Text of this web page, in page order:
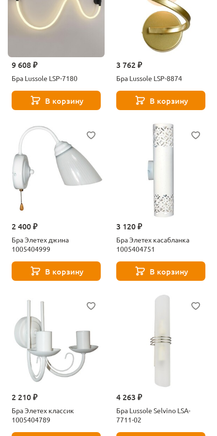
9 608 ₽
Бра Lussole LSP-7180
В корзину
3 762 ₽
Бра Lussole LSP-8874
В корзину
2 400 ₽
Бра Элетех джина
1005404999
В корзину
3 120 ₽
Бра Элетех касабланка
1005404751
В корзину
2 210 ₽
Бра Элетех классик
1005404789
4 263 ₽
Бра Lussole Selvino LSA-
7711-02